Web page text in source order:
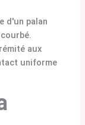
d'un palan
aux
uniforme